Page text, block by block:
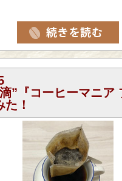
”『コーヒーマニア
！